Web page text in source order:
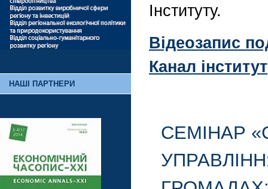
НАШІ ПАРТНЕРИ
Інституту.
Відеозапис
Канал
СЕМІНАР